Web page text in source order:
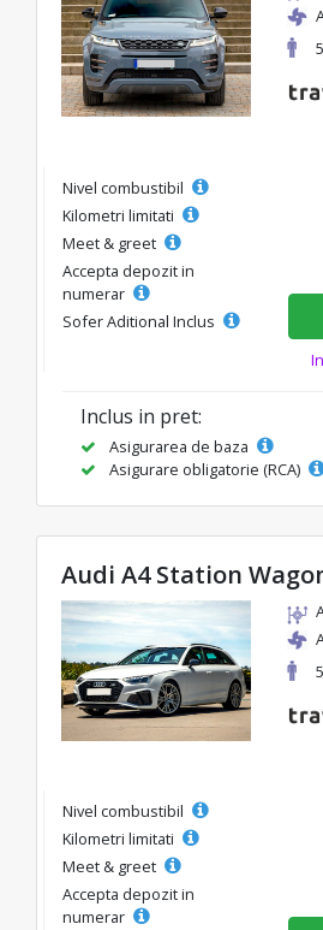
5
Nivel combustibil
Kilometri limitati
Meet & greet
Accepta depozit in
numerar
Sofer Aditional Inclus
Inclus in pret:
Asigurarea de baza
Asigurare obligatorie (RCA)
Audi A4 Station
5
Nivel combustibil
Kilometri limitati
Meet & greet
Accepta depozit in
numerar